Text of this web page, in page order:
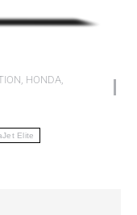
, HONDA,
Elite